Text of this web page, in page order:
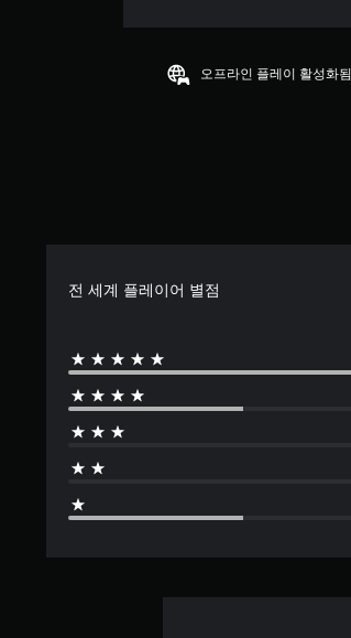
별
평
오프라인 플레이 활성화됨
전 세계 플레이어 별점